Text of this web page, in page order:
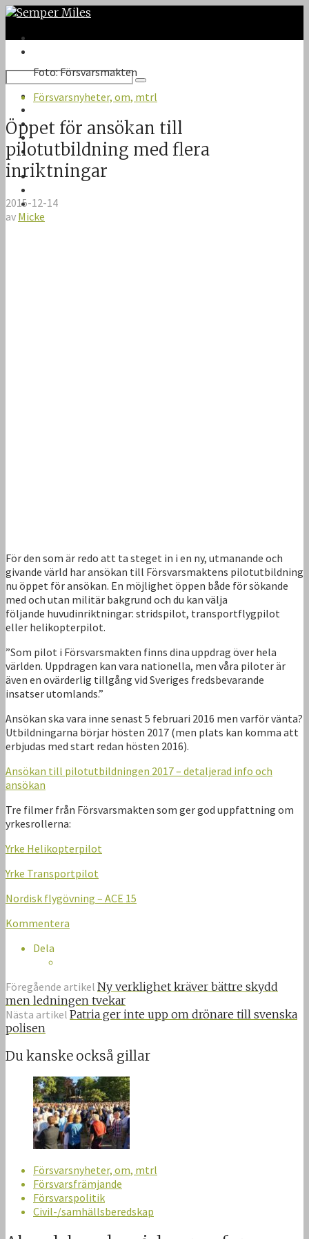
Twitter
Instagram
VK
Facebook
Första sidan
Kontakt
Foto: Försvarsmakten
Försvarsnyheter, om, mtrl
Öppet för ansökan till
pilotutbildning med flera
inriktningar
2015-12-14
av Micke
För den som är redo att ta steget in i en ny, utmanande och
givande värld har ansökan till Försvarsmaktens pilotutbildning
nu öppet för ansökan. En möjlighet öppen både för sökande
med och utan militär bakgrund och du kan välja
följande huvudinriktningar: stridspilot, transportflygpilot
eller helikopterpilot.
”Som pilot i Försvarsmakten finns dina uppdrag över hela
världen. Uppdragen kan vara nationella, men våra piloter är
även en ovärderlig tillgång vid Sveriges fredsbevarande
insatser utomlands.”
Ansökan ska vara inne senast 5 februari 2016 men varför vänta?
Utbildningarna börjar hösten 2017 (men plats kan komma att
erbjudas med start redan hösten 2016).
Ansökan till pilotutbildningen 2017 – detaljerad info och
ansökan
Tre filmer från Försvarsmakten som ger god uppfattning om
yrkesrollerna:
Yrke Helikopterpilot
Yrke Transportpilot
Nordisk flygövning – ACE 15
Kommentera
Dela
Föregående artikel Ny verklighet kräver bättre skydd
men ledningen tvekar
Nästa artikel Patria ger inte upp om drönare till svenska
polisen
Du kanske också gillar
Försvarsnyheter, om, mtrl
Försvarsfrämjande
Försvarspolitik
Civil-/samhällsberedskap